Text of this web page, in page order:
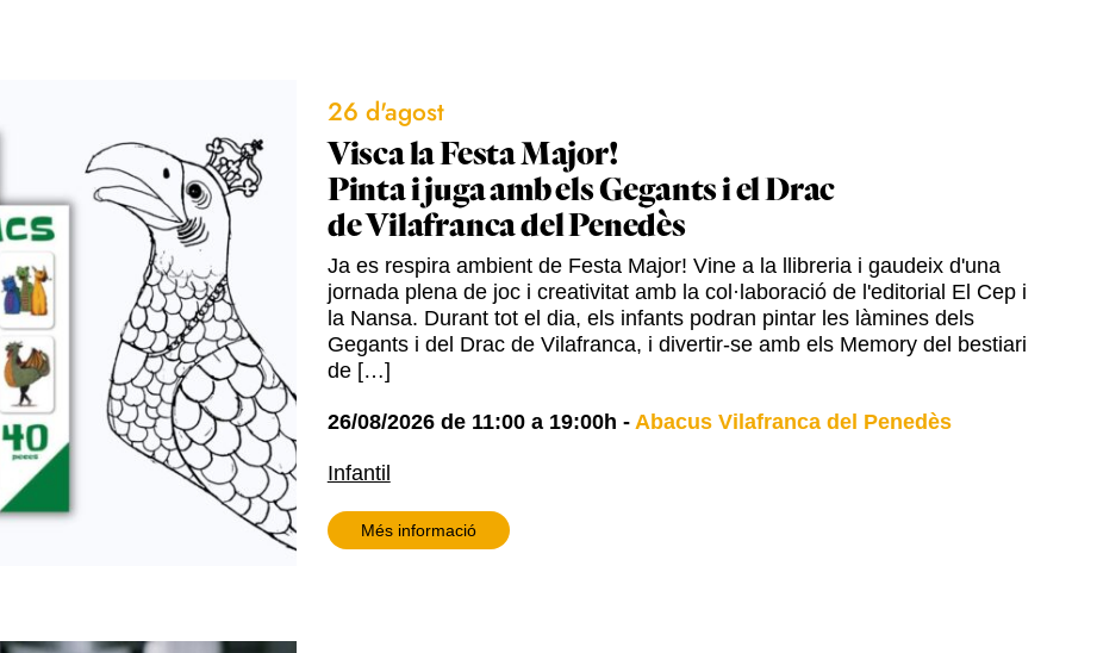
26 d'agost
Visca la Festa Major!
Pinta i juga amb els Gegants i el Drac
de Vilafranca del Penedès
Ja es respira ambient de Festa Major! Vine a la llibreria i gaudeix d'una
jornada plena de joc i creativitat amb la col·laboració de l'editorial El Cep i
la Nansa. Durant tot el dia, els infants podran pintar les làmines dels
Gegants i del Drac de Vilafranca, i divertir-se amb els Memory del bestiari
de […]
26/08/2026 de 11:00 a 19:00h - Abacus Vilafranca del Penedès
Infantil
Més informació